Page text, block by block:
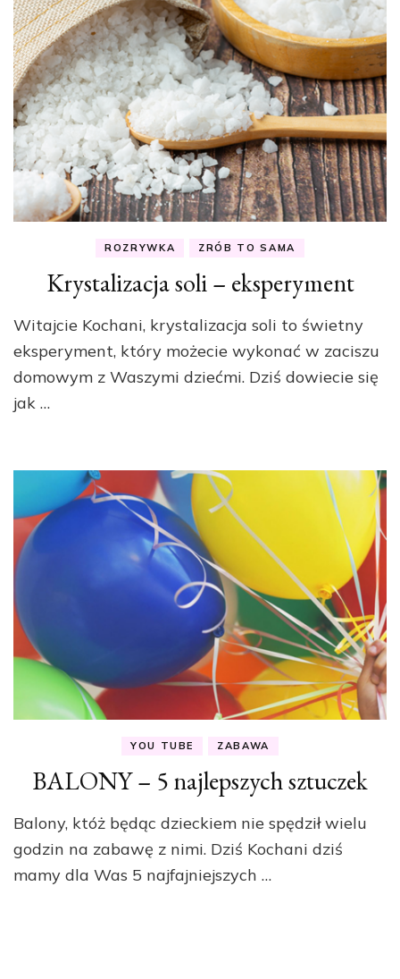
ROZRYWKA ZRÓB TO SAMA
Krystalizacja soli – eksperyment
Witajcie Kochani, krystalizacja soli to świetny
eksperyment, który możecie wykonać w zaciszu
domowym z Waszymi dziećmi. Dziś dowiecie się
jak …
YOU TUBE ZABAWA
BALONY – 5 najlepszych sztuczek
Balony, któż będąc dzieckiem nie spędził wielu
godzin na zabawę z nimi. Dziś Kochani dziś
mamy dla Was 5 najfajniejszych …